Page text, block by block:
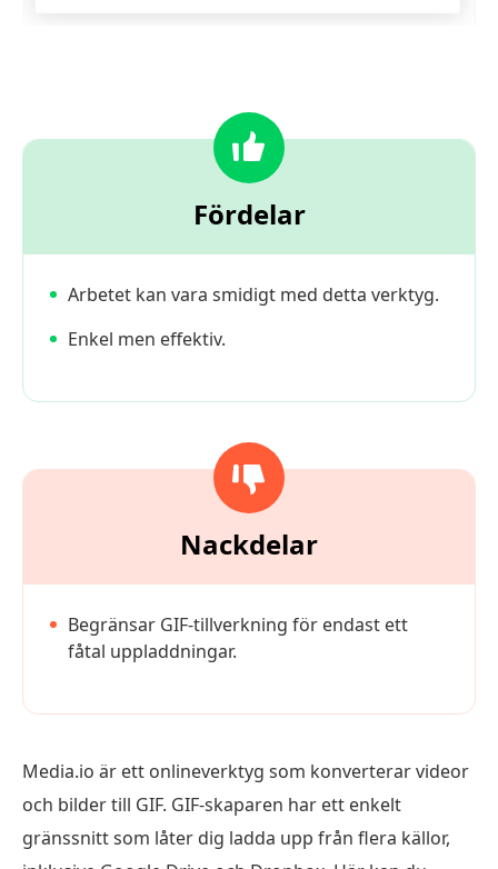
Fördelar
Arbetet kan vara smidigt med detta verktyg.
Enkel men effektiv.
Nackdelar
Begränsar GIF-tillverkning för endast ett
fåtal uppladdningar.
Media.io är ett onlineverktyg som konverterar videor
och bilder till GIF. GIF-skaparen har ett enkelt
gränssnitt som låter dig ladda upp från flera källor,